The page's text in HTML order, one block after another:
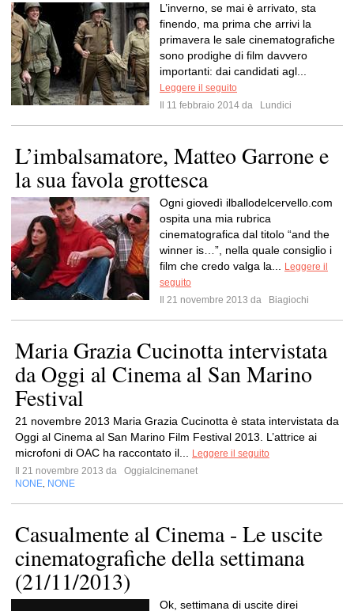
L’inverno, se mai è arrivato, sta
finendo, ma prima che arrivi la
primavera le sale cinematografiche
sono prodighe di film davvero
importanti: dai candidati agl...
Leggere il seguito
Il 11 febbraio 2014 da
Lundici
L’imbalsamatore, Matteo Garrone e
la sua favola grottesca
Ogni giovedì ilballodelcervello.com
ospita una mia rubrica
cinematografica dal titolo “and the
winner is…”, nella quale consiglio i
film che credo valga la...
Leggere il
seguito
Il 21 novembre 2013 da
Biagiochi
Maria Grazia Cucinotta intervistata
da Oggi al Cinema al San Marino
Festival
21 novembre 2013 Maria Grazia Cucinotta è stata intervistata da
Oggi al Cinema al San Marino Film Festival 2013. L’attrice ai
microfoni di OAC ha raccontato il...
Leggere il seguito
Il 21 novembre 2013 da
Oggialcinemanet
NONE NONE
Casualmente al Cinema - Le uscite
cinematografiche della settimana
(21/11/2013)
Ok, settimana di uscite direi